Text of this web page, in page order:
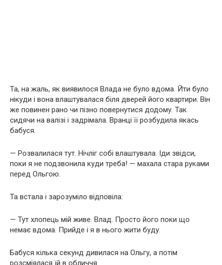
Та, на жаль, як виявилося Влада не було вдома. Йти було
нікуди і вона влаштувалася біля дверей його квартири. Він
же повинен рано чи пізно повернутися додому. Так
сидячи на валізі і задрімала. Вранці її розбудила якась
бабуся.
— Розвалилася тут. Нічліг собі влаштувала. Іди звідси,
поки я не подзвонила куди треба! — махала стара руками
перед Ольгою.
Та встала і зарозуміло відповіла:
— Тут хлопець мій живе. Влад. Просто його поки що
немає вдома. Прийде і я в нього жити буду.
Бабуся кілька секунд дивилася на Ольгу, а потім
розсміялася їй в обличчя.